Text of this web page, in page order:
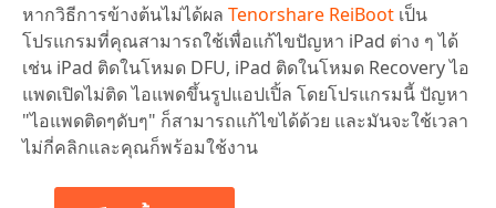
หากวิธีการข้างต้นไม่ได้ผล Tenorshare ReiBoot เป็น
โปรแกรมที่คุณสามารถใช้เพื่อแก้ไขปัญหา iPad ต่าง ๆ ได้
เช่น iPad ติดในโหมด DFU, iPad ติดในโหมด Recovery ไอ
แพดเปิดไม่ติด ไอแพดขึ้นรูปแอปเปิ้ล โดยโปรแกรมนี้ ปัญหา
"ไอแพดติดๆดับๆ" ก็สามารถแก้ไขได้ด้วย และมันจะใช้เวลา
ไม่กี่คลิกและคุณก็พร้อมใช้งาน